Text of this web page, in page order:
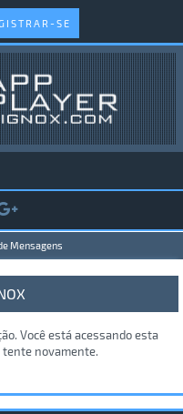
SE
Mensagens
Você está acessando esta
novamente.